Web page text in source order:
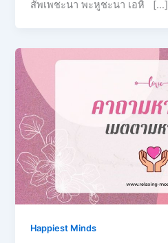
สัพเพชะนา พะหูชะนา เอหิ […]
Happiest Minds